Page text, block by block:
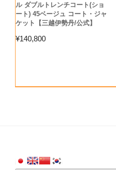
ル ダブルトレンチコート(ショ
ート) 45ベージュ コート・ジャ
ケット【三越伊勢丹/公式】
¥140,800